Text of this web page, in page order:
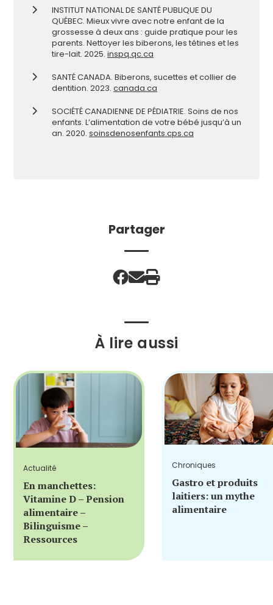
INSTITUT NATIONAL DE SANTÉ PUBLIQUE DU
QUÉBEC. Mieux vivre avec notre enfant de la
grossesse à deux ans : guide pratique pour les
parents. Nettoyer les biberons, les tétines et les
tire-lait. 2025. inspq.qc.ca
SANTÉ CANADA. Biberons, sucettes et collier de
dentition. 2023. canada.ca
SOCIÉTÉ CANADIENNE DE PÉDIATRIE. Soins de nos
enfants. L’alimentation de votre bébé jusqu’à un
an. 2020. soinsdenosenfants.cps.ca
Partager
À lire aussi
Actualité
En manchettes:
Vitamine D – Pension
alimentaire –
Bilinguisme –
Ressources
Chroniques
Gastro et produits
laitiers: un mythe
alimentaire